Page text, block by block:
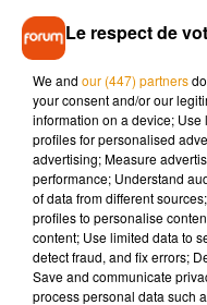
Parce que le camping-
suffit de monter dans un
compte, on ferme les
peut s'arrêter manger
on peut aller faire la
de reprendre la route,
Le respect de
We and our (447) partners
your consent and/or our
information on a device;
profiles for personalised
advertising; Measure
performance; Understand
of data from different
profiles to personalise
content; Use limited data to
detect fraud, and fix errors;
Save and communicate
process personal data such